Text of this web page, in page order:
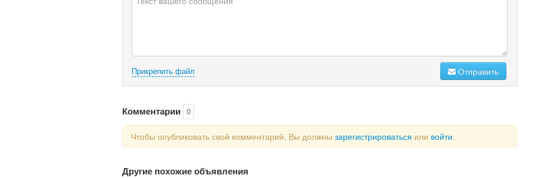
Прикрепить файл Отправить
Комментарии 0
Чтобы опубликовать свой комментарий, Вы должны зарегистрироваться или войти.
Другие похожие объявления